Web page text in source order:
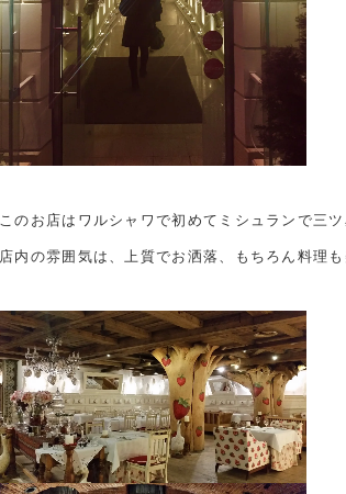
このお店はワルシャワで初めてミシュランで三
店内の雰囲気は、上質でお洒落、もちろん料理も